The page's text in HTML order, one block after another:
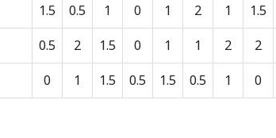
1.5 0.5 1 0 1 2 1 1.5
0.5 2 1.5 0 1 1 2 2
0 1 1.5 0.5 1.5 0.5 1 0